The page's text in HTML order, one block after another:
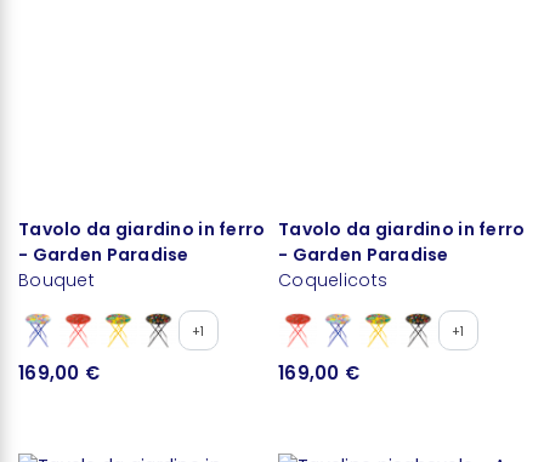
Tavolo da giardino in ferro
- Garden Paradise
Bouquet
+1
169,00 €
Tavolo da giardino in ferro
- Garden Paradise
Coquelicots
+1
169,00 €